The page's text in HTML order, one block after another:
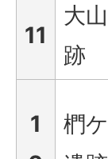
11
大
跡
1
椚